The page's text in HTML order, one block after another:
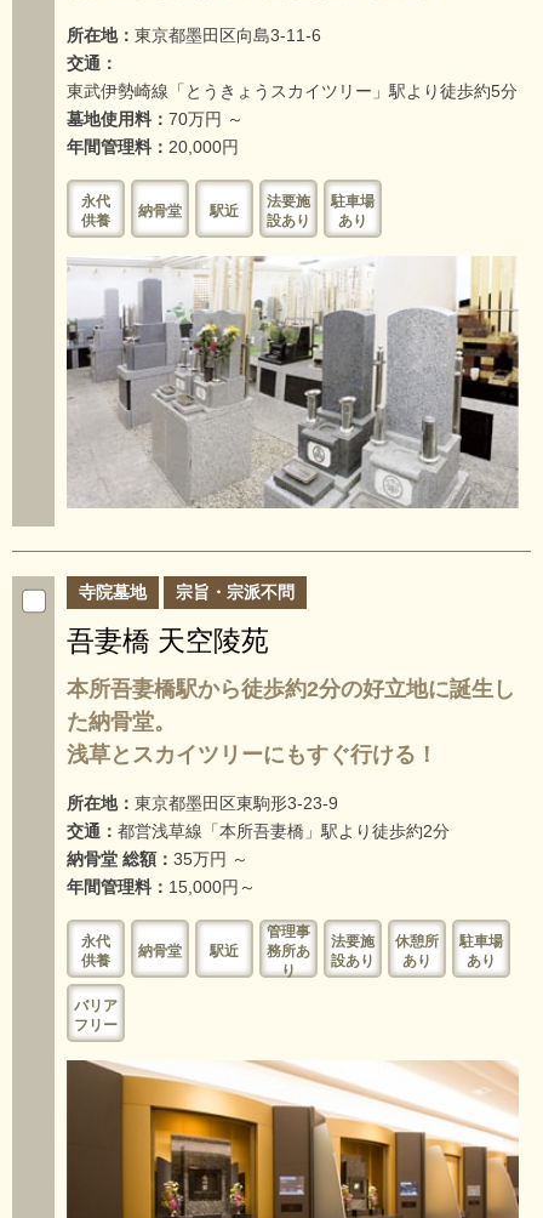
所在地： 東京都墨田区向島3-11-6
交通：
東武伊勢崎線「とうきょうスカイツリー」駅より徒歩約5分
墓地使用料： 70万円 ～
年間管理料： 20,000円
永代
供養
納骨堂 駅近
法要施
設あり
駐車場
あり
寺院墓地 宗旨・宗派不問
吾妻橋 天空陵苑
本所吾妻橋駅から徒歩約2分の好立地に誕生し
た納骨堂。
浅草とスカイツリーにもすぐ行ける！
所在地： 東京都墨田区東駒形3-23-9
交通： 都営浅草線「本所吾妻橋」駅より徒歩約2分
納骨堂 総額： 35万円 ～
年間管理料： 15,000円～
永代
供養
納骨堂 駅近
管理事
務所あ
り
法要施
設あり
休憩所
あり
駐車場
あり
バリア
フリー